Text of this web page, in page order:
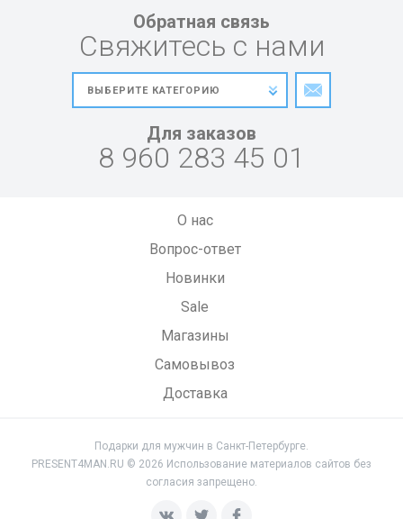
Обратная связь
Свяжитесь с нами
Для заказов
8 960 283 45 01
О нас
Вопрос-ответ
Новинки
Sale
Магазины
Самовывоз
Доставка
Подарки для мужчин в Санкт-Петербурге.
PRESENT4MAN.RU © 2026 Использование материалов сайтов без
согласия запрещено.